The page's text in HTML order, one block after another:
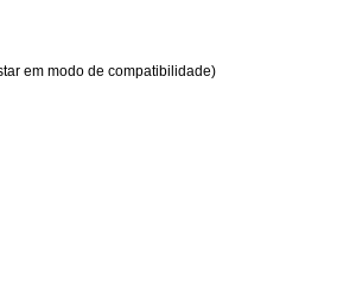
em modo de compatibilidade)